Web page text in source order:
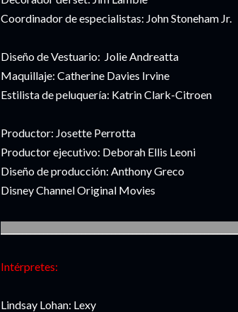
Coordinador de especialistas: John Stoneham Jr.
Diseño de Vestuario: Jolie Andreatta
Maquillaje: Catherine Davies Irvine
Estilista de peluquería: Katrin Clark-Citroen
Productor: Josette Perrotta
Productor ejecutivo: Deborah Ellis Leoni
Diseño de producción: Anthony Greco
Disney Channel Original Movies
Intérpretes:
Lindsay Lohan: Lexy